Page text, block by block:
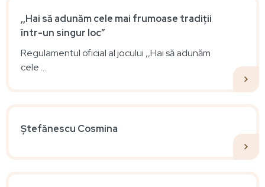
‚,Hai să adunăm cele mai frumoase tradiții
într-un singur loc”
Regulamentul oficial al jocului ‚,Hai să adunăm
cele ...
Ștefănescu Cosmina